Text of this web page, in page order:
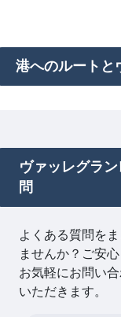
港へのルートと
ヴァッレグラ
問
よくある質問を
ませんか？ご安
お気軽にお問い
いただきます。